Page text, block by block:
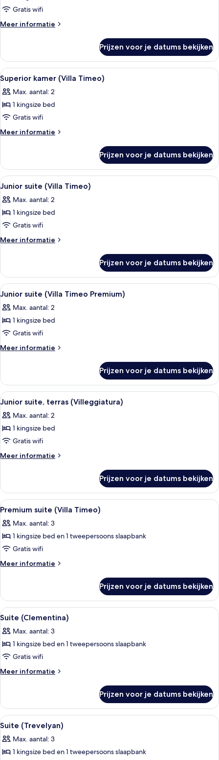
ladenGratis wifi
Meer informatie
Meer
kamer
Prijzen voor je datums bekijken
Alle
foto's
voor
Superior
kamer
(Villa
Superior kamer (Villa Timeo) | Luxe
3
Superior kamer (Villa Timeo)
Max. aantal: 2
1 kingsize bed
Gratis wifi
Meer informatie
Meer
kamer
(Villa
Timeo)
Prijzen voor je datums bekijken
Alle
foto's
voor
Junior
suite
(Villa
Een gezellige woonkamer met een
9
Junior suite (Villa Timeo)
Max. aantal: 2
1 kingsize bed
Gratis wifi
Meer informatie
Meer
suite
(Villa
Timeo)
Prijzen voor je datums bekijken
Alle
foto's
voor
Junior
suite
(Villa
laden
Een hotelkamer met een bed,
3
Junior suite (Villa Timeo Premium)
Max. aantal: 2
1 kingsize bed
Gratis wifi
Meer informatie
Meer
suite
(Villa
Timeo
Prijzen voor je datums bekijken
Alle
foto's
voor
Junior
suite,
terras
Een slaapkamer met een bed, een
1
Junior suite, terras (Villeggiatura)
Max. aantal: 2
1 kingsize bed
Gratis wifi
Meer informatie
Meer
suite,
terras
(Villeggiatura)
Prijzen voor je datums bekijken
Alle
foto's
voor
Premium
suite
(Villa
Premium suite (Villa Timeo) | Luxe
5
Premium suite (Villa Timeo)
Max. aantal: 3
1 kingsize bed en 1 tweepersoons slaapbank
Gratis wifi
Meer informatie
Meer
suite
(Villa
Timeo)
Prijzen voor je datums bekijken
Alle
foto's
voor
Suite
(Clementina)
laden
Suite (Clementina) | Luxe
3
Suite (Clementina)
Max. aantal: 3
1 kingsize bed en 1 tweepersoons slaapbank
Gratis wifi
Meer informatie
Meer
(Clementina)
Prijzen voor je datums bekijken
Alle
foto's
voor
Suite
Een smalle gang met een bank en
10
Suite (Trevelyan)
Max. aantal: 3
1 kingsize bed en 1 tweepersoons slaapbank